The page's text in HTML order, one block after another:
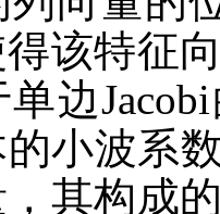
该特征
边
小波系
其构成